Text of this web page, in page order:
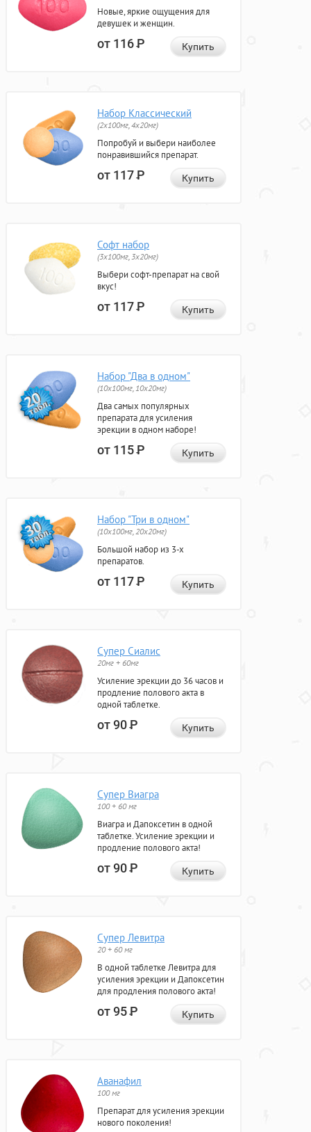
Новые, яркие ощущения для
девушек и женщин.
от 116Р Купить
Набор Классический
(2x100мг, 4x20мг)
Попробуй и выбери наиболее
понравившийся препарат.
от 117Р Купить
Софт набор
(3x100мг, 3x20мг)
Выбери софт-препарат на свой
вкус!
от 117Р Купить
Набор "Два в одном"
(10x100мг, 10x20мг)
Два самых популярных
препарата для усиления
эрекции в одном наборе!
от 115Р Купить
Набор "Три в одном"
(10x100мг, 20x20мг)
Большой набор из 3-х
препаратов.
от 117Р Купить
Супер Сиалис
20мг + 60мг
Усиление эрекции до 36 часов и
продление полового акта в
одной таблетке.
от 90Р Купить
Супер Виагра
100 + 60 мг
Виагра и Дапоксетин в одной
таблетке. Усиление эрекции и
продление полового акта!
от 90Р Купить
Супер Левитра
20 + 60 мг
В одной таблетке Левитра для
усиления эрекции и Дапоксетин
для продления полового акта!
от 95Р Купить
Аванафил
100 мг
Препарат для усиления эрекции
нового поколения!